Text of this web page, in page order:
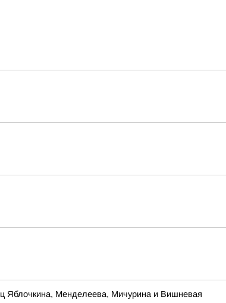
Яблочкина, Менделеева, Мичурина и Вишневая